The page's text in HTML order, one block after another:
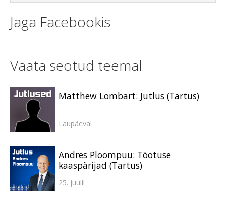
Jaga Facebookis
Vaata seotud teemal
Matthew Lombart: Jutlus (Tartus)
Laupäeval
Andres Ploompuu: Tõotuse
kaaspärijad (Tartus)
25. juulil